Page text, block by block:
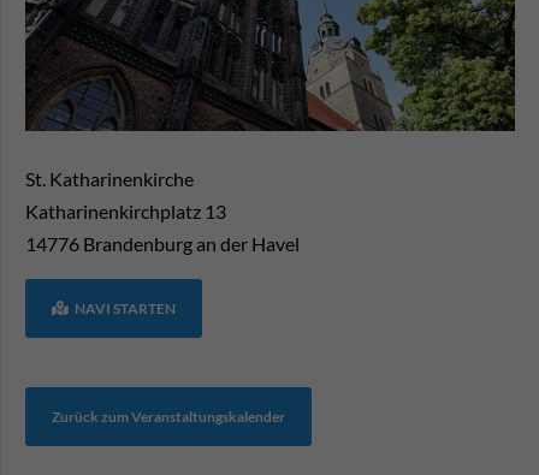
St. Katharinenkirche
Katharinenkirchplatz 13
14776 Brandenburg an der Havel
NAVI STARTEN
Zurück zum Veranstaltungskalender